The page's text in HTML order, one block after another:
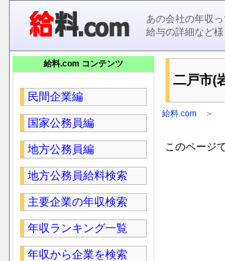
あの会社の年収
給与の詳細など
二戸市(
給料.com ＞
このページ
給料.com コンテンツ
民間企業編
国家公務員編
地方公務員編
地方公務員給料検索
主要企業の年収検索
年収ランキング一覧
年収から企業を検索